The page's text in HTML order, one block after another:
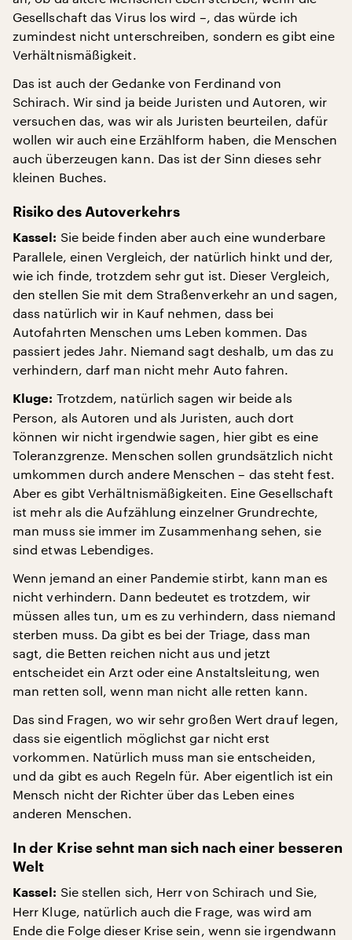
Gesellschaft das Virus los wird –, das würde ich
zumindest nicht unterschreiben, sondern es gibt eine
Verhältnismäßigkeit.
Das ist auch der Gedanke von Ferdinand von
Schirach. Wir sind ja beide Juristen und Autoren, wir
versuchen das, was wir als Juristen beurteilen, dafür
wollen wir auch eine Erzählform haben, die Menschen
auch überzeugen kann. Das ist der Sinn dieses sehr
kleinen Buches.
Risiko des Autoverkehrs
Kassel: Sie beide finden aber auch eine wunderbare
Parallele, einen Vergleich, der natürlich hinkt und der,
wie ich finde, trotzdem sehr gut ist. Dieser Vergleich,
den stellen Sie mit dem Straßenverkehr an und sagen,
dass natürlich wir in Kauf nehmen, dass bei
Autofahrten Menschen ums Leben kommen. Das
passiert jedes Jahr. Niemand sagt deshalb, um das zu
verhindern, darf man nicht mehr Auto fahren.
Kluge: Trotzdem, natürlich sagen wir beide als
Person, als Autoren und als Juristen, auch dort
können wir nicht irgendwie sagen, hier gibt es eine
Toleranzgrenze. Menschen sollen grundsätzlich nicht
umkommen durch andere Menschen – das steht fest.
Aber es gibt Verhältnismäßigkeiten. Eine Gesellschaft
ist mehr als die Aufzählung einzelner Grundrechte,
man muss sie immer im Zusammenhang sehen, sie
sind etwas Lebendiges.
Wenn jemand an einer Pandemie stirbt, kann man es
nicht verhindern. Dann bedeutet es trotzdem, wir
müssen alles tun, um es zu verhindern, dass niemand
sterben muss. Da gibt es bei der Triage, dass man
sagt, die Betten reichen nicht aus und jetzt
entscheidet ein Arzt oder eine Anstaltsleitung, wen
man retten soll, wenn man nicht alle retten kann.
Das sind Fragen, wo wir sehr großen Wert drauf legen,
dass sie eigentlich möglichst gar nicht erst
vorkommen. Natürlich muss man sie entscheiden,
und da gibt es auch Regeln für. Aber eigentlich ist ein
Mensch nicht der Richter über das Leben eines
anderen Menschen.
In der Krise sehnt man sich nach einer besseren
Welt
Kassel: Sie stellen sich, Herr von Schirach und Sie,
Herr Kluge, natürlich auch die Frage, was wird am
Ende die Folge dieser Krise sein, wenn sie irgendwann